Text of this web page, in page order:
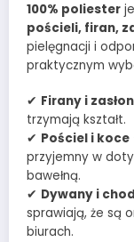
100% poliester
pościeli, firan,
pielęgnacji i
praktycznym
✔ Firany i
trzymają kształt.
✔ Pościel i koce
przyjemny w
bawełną.
✔ Dywany i
sprawiają, że są
biurach.